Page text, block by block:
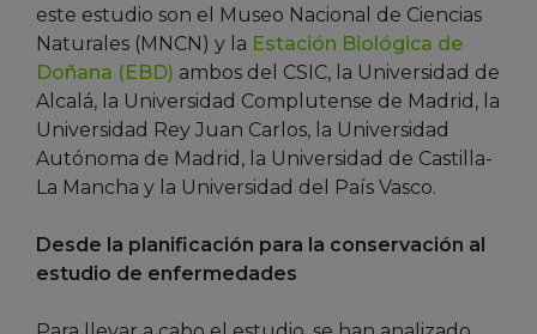
este estudio son el Museo Nacional de Ciencias
Naturales (MNCN) y la Estación Biológica de
Doñana (EBD) ambos del CSIC, la Universidad de
Alcalá, la Universidad Complutense de Madrid, la
Universidad Rey Juan Carlos, la Universidad
Autónoma de Madrid, la Universidad de Castilla-
La Mancha y la Universidad del País Vasco.
Desde la planificación para la conservación al
estudio de enfermedades